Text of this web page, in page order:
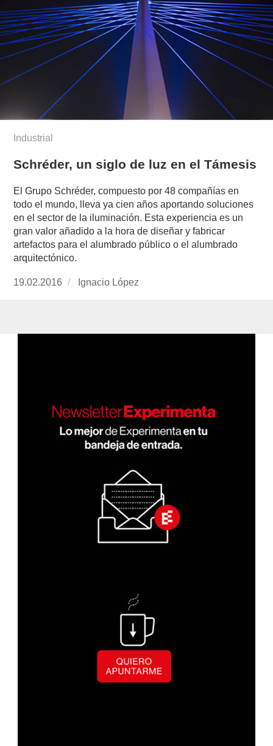
Industrial
Schréder, un siglo de luz en el Támesis
El Grupo Schréder, compuesto por 48 compañías en
todo el mundo, lleva ya cien años aportando soluciones
en el sector de la iluminación. Esta experiencia es un
gran valor añadido a la hora de diseñar y fabricar
artefactos para el alumbrado público o el alumbrado
arquitectónico.
Publicado
19.02.2016
https://www.experimenta.es/author/nacho-
Ignacio López